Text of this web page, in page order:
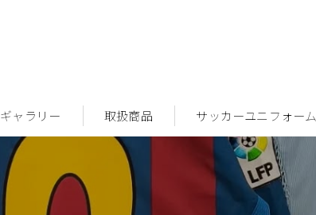
ギャラリー 取扱商品 サッカーユニフォーム